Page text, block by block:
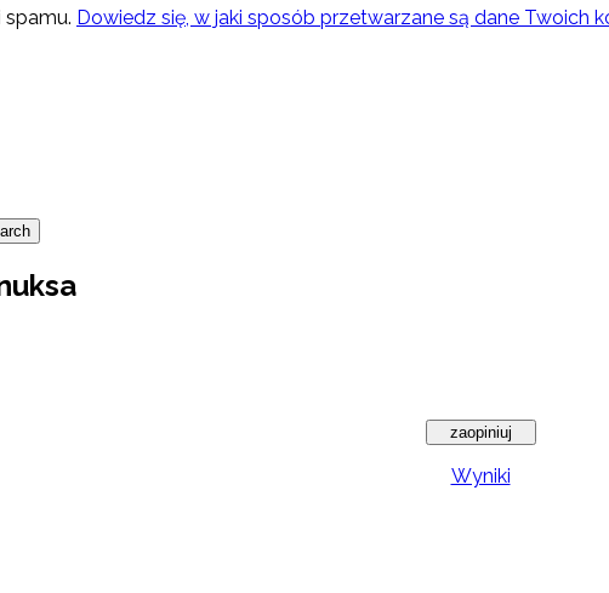
spamu. Dowiedz się, w jaki sposób przetwarzane są dane Twoich
Wyniki